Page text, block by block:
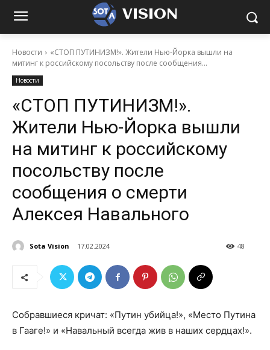
VISION
Новости
«СТОП ПУТИНИЗМ!». Жители Нью-Йорка вышли на
митинг к российскому посольству после сообщения...
Новости
«СТОП ПУТИНИЗМ!».
Жители Нью-Йорка вышли
на митинг к российскому
посольству после
сообщения о смерти
Алексея Навального
Sota Vision 17.02.2024 48
Собравшиеся кричат: «Путин убийца!», «Место Путина
в Гааге!» и «Навальный всегда жив в наших сердцах!».